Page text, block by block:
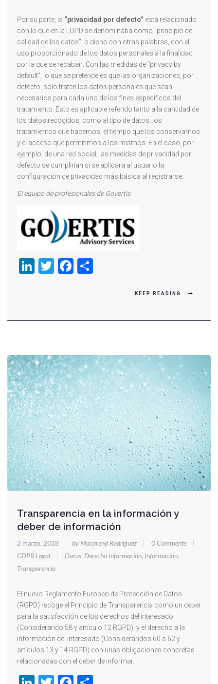
Por su parte, la “privacidad por defecto” está relacionado
con lo que en la LOPD se denominaba como “principio de
calidad de los datos”, o dicho con otras palabras, con el
uso proporcionado de los datos personales a la finalidad
por la que se recaban. Con las medidas de “privacy by
default”, lo que se pretende es que las organizaciones, por
defecto, solo traten los datos personales que sean
necesarios para cada uno de los fines específicos del
tratamiento. Esto es aplicable referido tanto a la cantidad de
los datos recogidos, como al tipo de datos, los
tratamientos que hacemos, el tiempo que los conservamos
y el acceso que permitimos a los mismos. En el caso, por
ejemplo, de una red social, las medidas de privacidad por
defecto se cumplirían si se aplicara al usuario la
configuración de privacidad más básica al registrarse.
El equipo de profesionales de Govertis
LinkedIn
TwitterFacebook
KEEP READING
Transparencia en la información y
deber de información
2 marzo, 2018 | by Macarena Rodriguez | 0 Comments
|
GDPR Legal
| Datos, Derecho Información, Información,
Transparencia
El nuevo Reglamento Europeo de Protección de Datos
(RGPD) recoge el Principio de Transparencia como un deber
para la satisfacción de los derechos del interesado
(Considerando 58 y artículo 12 RGPD), y el derecho a la
información del interesado (Considerandos 60 a 62 y
artículos 13 y 14 RGPD) con unas obligaciones concretas
relacionadas con el deber de informar.